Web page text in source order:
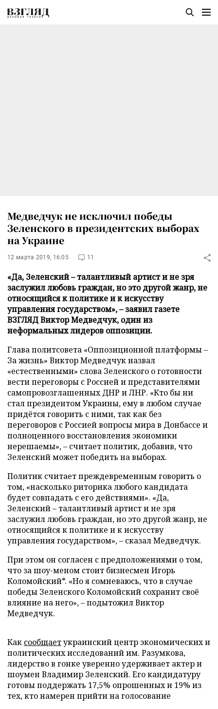
Медведчук не исключил победы
Зеленского в президентских выборах
на Украине
12 марта 2019, 16:05 11
«Да, Зеленский – талантливый артист и не зря
заслужил любовь граждан, но это другой жанр, не
относящийся к политике и к искусству
управления государством», – заявил газете
ВЗГЛЯД Виктор Медведчук, один из
неформальных лидеров оппозиции.
Глава политсовета «Оппозиционной платформы –
За жизнь» Виктор Медведчук назвал
«естественными» слова Зеленского о готовности
вести переговоры с Россией и представителями
самопровозглашенных ДНР и ЛНР. «Кто бы ни
стал президентом Украины, ему в любом случае
придётся говорить с ними, так как без
переговоров с Россией вопросы мира в Донбассе и
полноценного восстановления экономики
нерешаемы», – считает политик, добавив, что
Зеленский может победить на выборах.
Политик считает преждевременным говорить о
том, «насколько риторика любого кандидата
будет совпадать с его действиями». «Да,
Зеленский – талантливый артист и не зря
заслужил любовь граждан, но это другой жанр, не
относящийся к политике и к искусству
управления государством», – сказал Медведчук.
При этом он согласен с предположениями о том,
что за шоу-меном стоит бизнесмен Игорь
Коломойский*. «Но я сомневаюсь, что в случае
победы Зеленского Коломойский сохранит своё
влияние на него», – подытожил Виктор
Медведчук.
Как сообщаетукраинский центр экономических и
политических исследований им. Разумкова,
лидерство в гонке уверенно удерживает актер и
шоумен Владимир Зеленский. Его кандидатуру
готовы поддержать 17,5% опрошенных и 19% из
тех, кто намерен прийти на голосование